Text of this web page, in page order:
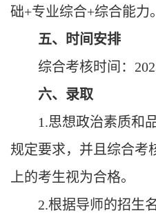
础+专业综合+综合能力。
五、时间安排
综合考核时间：
六、录取
1.思想政治素质和
规定要求，并且综合考
上的考生视为合格。
2.根据导师的招生